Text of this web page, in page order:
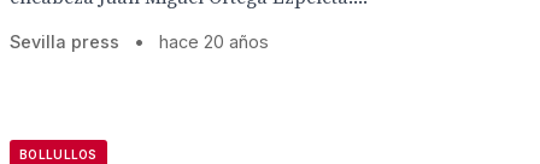
Sevilla press • hace 20 años
BOLLULLOS